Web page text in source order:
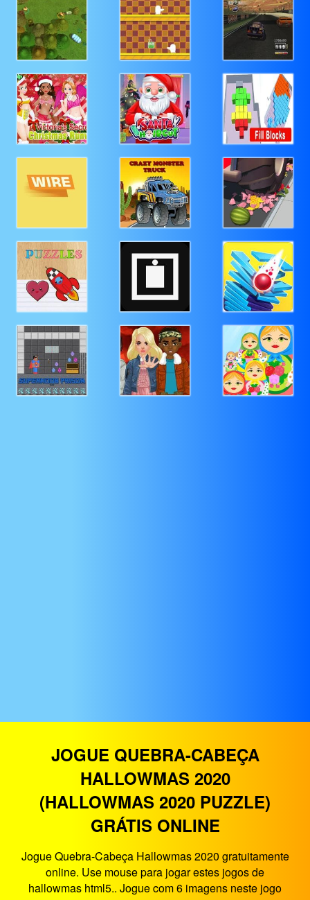
JOGUE QUEBRA-CABEÇA
HALLOWMAS 2020
(HALLOWMAS 2020 PUZZLE)
GRÁTIS ONLINE
Jogue Quebra-Cabeça Hallowmas 2020 gratuitamente
online. Use mouse para jogar estes jogos de
hallowmas html5.. Jogue com 6 imagens neste jogo